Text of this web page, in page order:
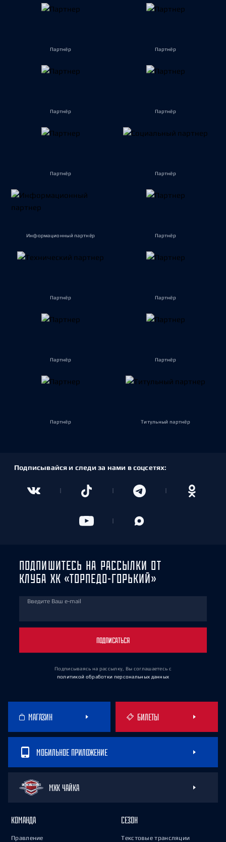
Партнёр Партнёр
Партнёр Партнёр
Партнёр Партнёр
Информационный партнёр Партнёр
Партнёр Партнёр
Партнёр Партнёр
Партнёр Титульный партнёр
Подписывайся и следи за нами в соцсетях:
ПОДПИШИТЕСЬ НА РАССЫЛКИ ОТ
КЛУБА ХК «ТОРПЕДО-ГОРЬКИЙ»
Введите Ваш e-mail
ПОДПИСАТЬСЯ
Подписываясь на рассылку, Вы соглашаетесь с
политикой обработки персональных данных
МАГАЗИН БИЛЕТЫ
МОБИЛЬНОЕ ПРИЛОЖЕНИЕ
МХК ЧАЙКА
КОМАНДА
Правление
СЕЗОН
Текстовые трансляции